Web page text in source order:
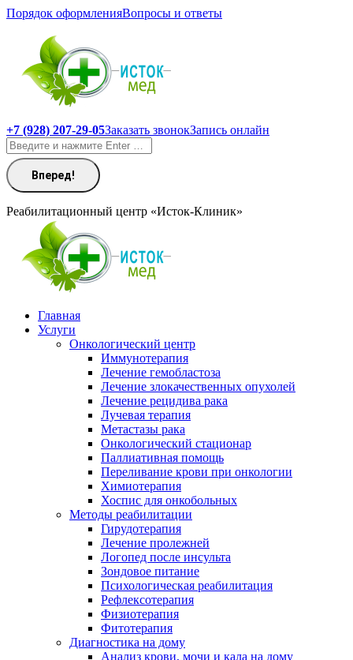
Перейти
содержанию
Порядок оформленияВопросы и ответы
+7 (928) 207-29-05Заказать звонокЗапись онлайн
Поиск:
Реабилитационный центр «Исток-Клиник»
Главная
Услуги
Онкологический центр
Иммунотерапия
Лечение гемобластоза
Лечение злокачественных опухолей
Лечение рецидива рака
Лучевая терапия
Метастазы рака
Онкологический стационар
Паллиативная помощь
Переливание крови при онкологии
Химиотерапия
Хоспис для онкобольных
Методы реабилитации
Гирудотерапия
Лечение пролежней
Логопед после инсульта
Зондовое питание
Психологическая реабилитация
Рефлексотерапия
Физиотерапия
Фитотерапия
Диагностика на дому
Анализ крови, мочи и кала на дому